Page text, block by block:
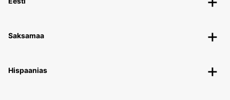
Saksamaa
Hispaanias